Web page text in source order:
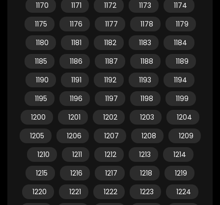
1170
1171 1172 1173
1174
1175
1176 1177 1178
1179
1180
1181 1182 1183
1184
1185
1186 1187 1188
1189
1190
1191 1192 1193
1194
1195
1196 1197 1198
1199
1200
1201 1202 1203
1204
1205
1206 1207 1208
1209
1210
1211 1212 1213
1214
1215
1216 1217 1218
1219
1220
1221 1222 1223
1224